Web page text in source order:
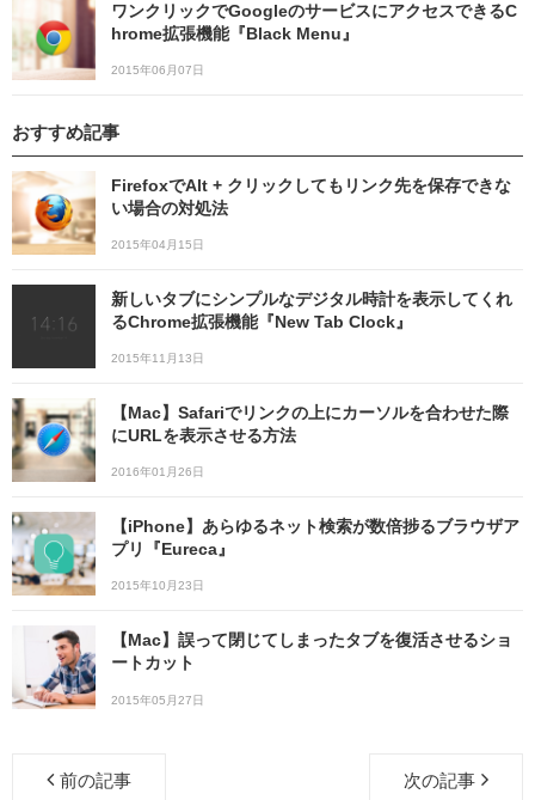
ワンクリックでGoogleのサービスにアクセスできるC
hrome拡張機能『Black Menu』
2015年06月07日
おすすめ記事
FirefoxでAlt + クリックしてもリンク先を保存できな
い場合の対処法
2015年04月15日
新しいタブにシンプルなデジタル時計を表示してくれ
るChrome拡張機能『New Tab Clock』
2015年11月13日
【Mac】Safariでリンクの上にカーソルを合わせた際
にURLを表示させる方法
2016年01月26日
【iPhone】あらゆるネット検索が数倍捗るブラウザア
プリ『Eureca』
2015年10月23日
【Mac】誤って閉じてしまったタブを復活させるショ
ートカット
2015年05月27日
前の記事 次の記事